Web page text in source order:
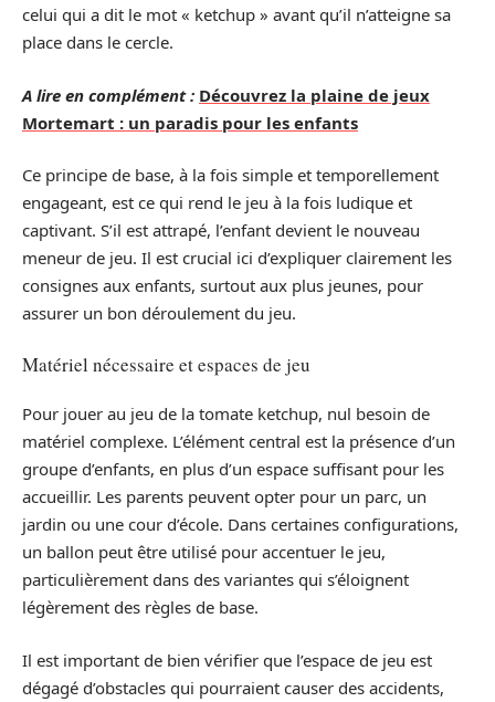
celui qui a dit le mot « ketchup » avant qu’il n’atteigne sa
place dans le cercle.
A lire en complément : Découvrez la plaine de jeux
Mortemart : un paradis pour les enfants
Ce principe de base, à la fois simple et temporellement
engageant, est ce qui rend le jeu à la fois ludique et
captivant. S’il est attrapé, l’enfant devient le nouveau
meneur de jeu. Il est crucial ici d’expliquer clairement les
consignes aux enfants, surtout aux plus jeunes, pour
assurer un bon déroulement du jeu.
Matériel nécessaire et espaces de jeu
Pour jouer au jeu de la tomate ketchup, nul besoin de
matériel complexe. L’élément central est la présence d’un
groupe d’enfants, en plus d’un espace suffisant pour les
accueillir. Les parents peuvent opter pour un parc, un
jardin ou une cour d’école. Dans certaines configurations,
un ballon peut être utilisé pour accentuer le jeu,
particulièrement dans des variantes qui s’éloignent
légèrement des règles de base.
Il est important de bien vérifier que l’espace de jeu est
dégagé d’obstacles qui pourraient causer des accidents,